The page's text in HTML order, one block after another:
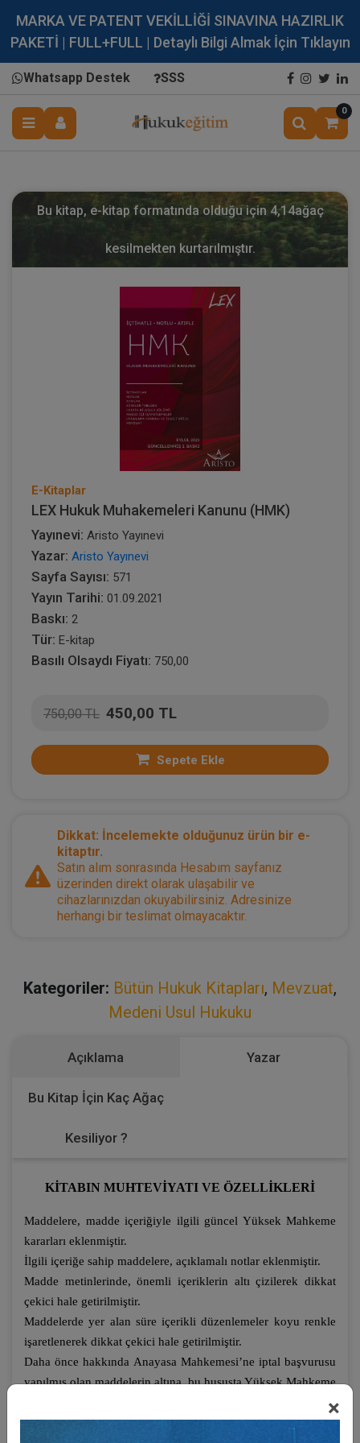
MARKA VE PATENT VEKİLLİĞİ SINAVINA HAZIRLIK
PAKETİ | FULL+FULL | Detaylı Bilgi Almak İçin Tıklayın
Whatsapp Destek SSS
0
×
Bu kitap, e-kitap formatında olduğu için 4,14ağaç
kesilmekten kurtarılmıştır.
E-Kitaplar
LEX Hukuk Muhakemeleri Kanunu (HMK)
Yayınevi: Aristo Yayınevi
Yazar: Aristo Yayınevi
Sayfa Sayısı: 571
Yayın Tarihi: 01.09.2021
Baskı: 2
Tür: E-kitap
Basılı Olsaydı Fiyatı: 750,00
750,00 TL 450,00 TL
Sepete Ekle
Dikkat: İncelemekte olduğunuz ürün bir e-
kitaptır.
Satın alım sonrasında Hesabım sayfanız
üzerinden direkt olarak ulaşabilir ve
cihazlarınızdan okuyabilirsiniz. Adresinize
herhangi bir teslimat olmayacaktır.
Kategoriler: Bütün Hukuk Kitapları, Mevzuat,
Medeni Usul Hukuku
Açıklama Yazar
Bu Kitap İçin Kaç Ağaç
Kesiliyor ?
KİTABIN MUHTEVİYATI VE ÖZELLİKLERİ
Maddelere, madde içeriğiyle ilgili güncel Yüksek Mahkeme
kararları eklenmiştir.
İlgili içeriğe sahip maddelere, açıklamalı notlar eklenmiştir.
Madde metinlerinde, önemli içeriklerin altı çizilerek dikkat
çekici hale getirilmiştir.
Maddelerde yer alan süre içerikli düzenlemeler koyu renkle
işaretlenerek dikkat çekici hale getirilmiştir.
Daha önce hakkında Anayasa Mahkemesi’ne iptal başvurusu
yapılmış olan maddelerin altına, bu hususta Yüksek Mahkeme
tarafından verilen karar özetleri eklenerek not şeklinde bilgi
verilmiştir.